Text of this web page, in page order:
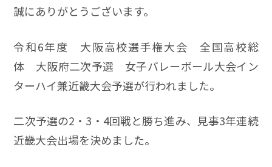
誠にありがとうございます。
令和6年度 大阪高校選手権大会 全国高校総
体 大阪府二次予選 女子バレーボール大会イン
ターハイ兼近畿大会予選が行われました。
二次予選の2・3・4回戦と勝ち進み、見事3年連続
近畿大会出場を決めました。